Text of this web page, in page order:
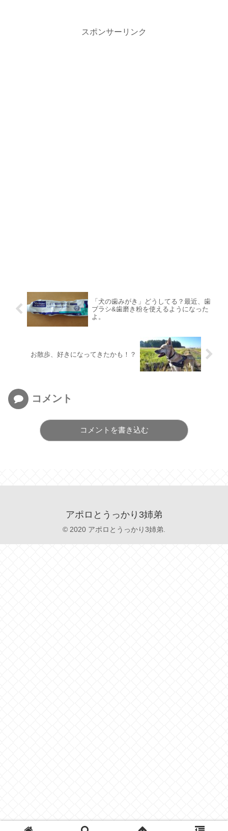
スポンサーリンク
「犬の歯みがき」どうしてる？最近、歯
ブラシ&歯磨き粉を使えるようになった
よ。
お散歩、好きになってきたかも！？
コメント
コメントを書き込む
アポロとうっかり3姉弟
© 2020 アポロとうっかり3姉弟.